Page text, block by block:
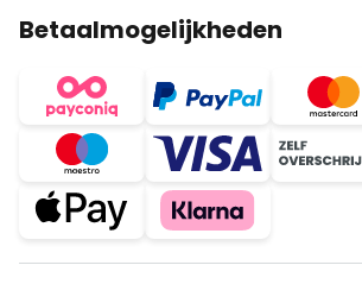
Betaalmogelijkheden